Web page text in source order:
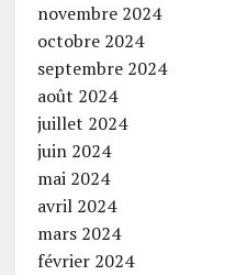
novembre 2024
octobre 2024
septembre 2024
août 2024
juillet 2024
juin 2024
mai 2024
avril 2024
mars 2024
février 2024